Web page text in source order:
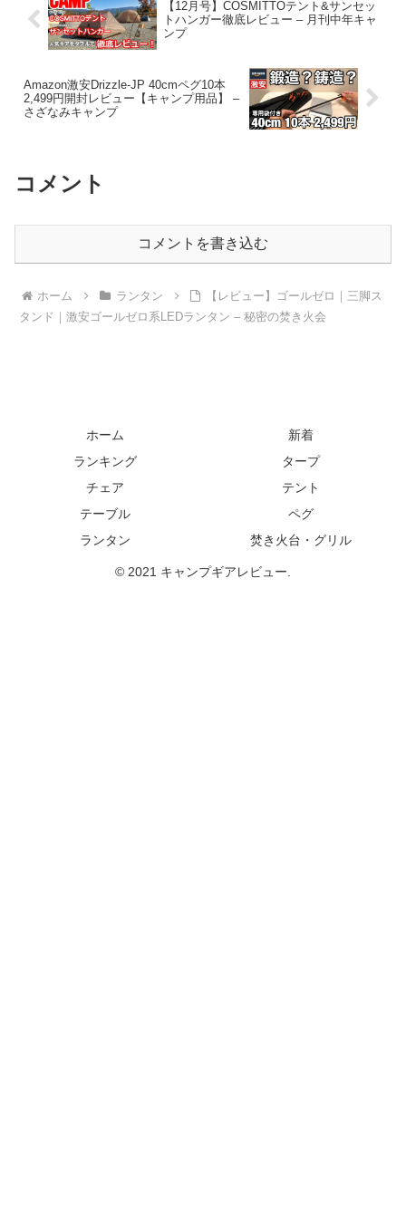
【12月号】COSMITTOテント&サンセッ
トハンガー徹底レビュー – 月刊中年キャ
ンプ
Amazon激安Drizzle-JP 40cmペグ10本
2,499円開封レビュー【キャンプ用品】 –
さざなみキャンプ
コメント
コメントを書き込む
ホーム ランタン
【レビュー】ゴールゼロ｜三脚ス
タンド｜激安ゴールゼロ系LEDランタン – 秘密の焚き火会
ホーム
新着
ランキング
タープ
チェア
テント
テーブル
ペグ
ランタン
焚き火台・グリル
© 2021 キャンプギアレビュー.